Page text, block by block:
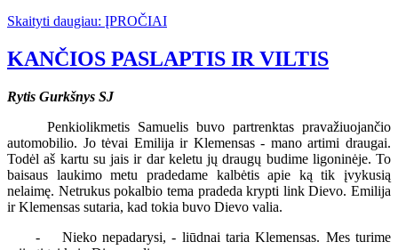
Skaityti daugiau: ĮPROČIAI
KANČIOS PASLAPTIS IR VILTIS
Rytis Gurkšnys SJ
Penkiolikmetis Samuelis buvo partrenktas pravažiuojančio
automobilio. Jo tėvai Emilija ir Klemensas - mano artimi draugai.
Todėl aš kartu su jais ir dar keletu jų draugų budime ligoninėje. To
baisaus laukimo metu pradedame kalbėtis apie ką tik įvykusią
nelaimę. Netrukus pokalbio tema pradeda krypti link Dievo. Emilija
ir Klemensas sutaria, kad tokia buvo Dievo valia.
- Nieko nepadarysi, - liūdnai taria Klemensas. Mes turime